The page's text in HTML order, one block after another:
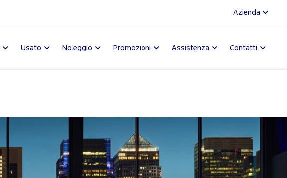
Azienda
Usato Noleggio Promozioni Assistenza Contatti